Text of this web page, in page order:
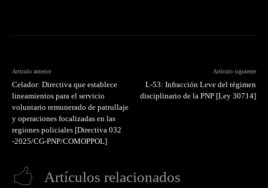
Artículo anterior
Celador: Directiva que establece
lineamientos para el servicio
voluntario remunerado de patrullaje
y operaciones focalizadas en las
regiones policiales [Directiva 032
-2025/CG-PNP/COMOPPOL]
Artículo siguiente
L-53: Infracción Leve del régimen
disciplinario de la PNP [Ley 30714]
Artículos relacionados